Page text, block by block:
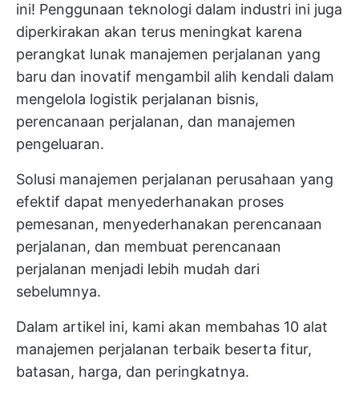
ini! Penggunaan teknologi dalam industri ini juga
diperkirakan akan terus meningkat karena
perangkat lunak manajemen perjalanan yang
baru dan inovatif mengambil alih kendali dalam
mengelola logistik perjalanan bisnis,
perencanaan perjalanan, dan manajemen
pengeluaran.
Solusi manajemen perjalanan perusahaan yang
efektif dapat menyederhanakan proses
pemesanan, menyederhanakan perencanaan
perjalanan, dan membuat perencanaan
perjalanan menjadi lebih mudah dari
sebelumnya.
Dalam artikel ini, kami akan membahas 10 alat
manajemen perjalanan terbaik beserta fitur,
batasan, harga, dan peringkatnya.